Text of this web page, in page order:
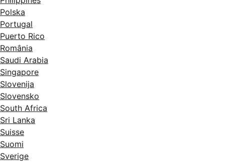
Polska
Portugal
Puerto Rico
România
Saudi Arabia
Singapore
Slovenija
Slovensko
South Africa
Sri Lanka
Suisse
Suomi
Sverige